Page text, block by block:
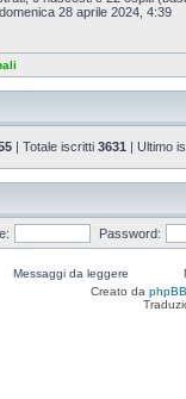
28 aprile 2024, 4:39
| Totale iscritti 3631 | Ultimo
Password:
Messaggi da leggere
Creato da phpBB